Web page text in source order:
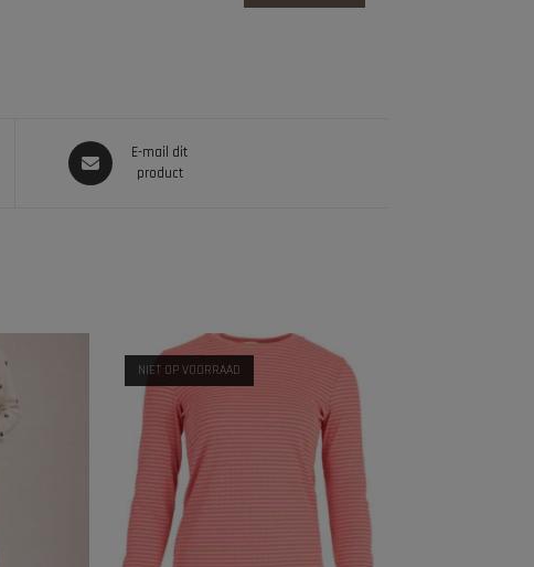
E-mail dit
product
NIET OP VOORRAAD